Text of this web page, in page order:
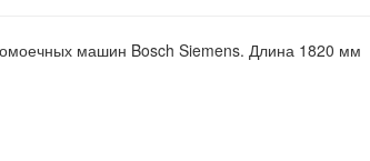
машин Bosch Siemens. Длина 1820 мм